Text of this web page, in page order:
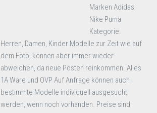
Marken Adidas
Nike Puma
Kategorie:
Herren, Damen, Kinder Modelle zur Zeit wie auf
dem Foto, können aber immer wieder
abweichen, da neue Posten reinkommen. Alles
1A Ware und OVP Auf Anfrage können auch
bestimmte Modelle individuell ausgesucht
werden, wenn noch vorhanden. Preise sind